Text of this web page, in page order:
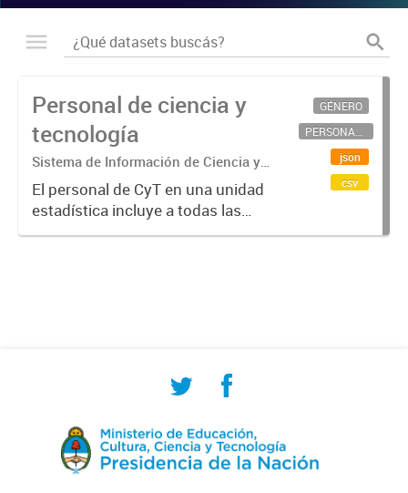
Personal de ciencia y
tecnología
Sistema de Información de Ciencia y
Tecnología Argentino (SICYTAR)
El personal de CyT en una unidad
estadística incluye a todas las
personas involucradas
GÉNERO
PERSONAL CIENTÍFICO-TECNOLÓGICO
json
csv